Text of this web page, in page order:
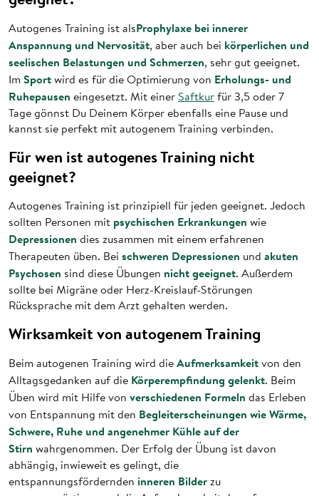
Autogenes Training ist alsProphylaxe bei innerer
Anspannung und Nervosität, aber auch bei körperlichen und
seelischen Belastungen und Schmerzen, sehr gut geeignet.
Im Sportwird es für die Optimierung von Erholungs- und
Ruhepausen eingesetzt. Mit einer Saftkurfür 3,5 oder 7
Tage gönnst Du Deinem Körper ebenfalls eine Pause und
kannst sie perfekt mit autogenem Training verbinden.
Für wen ist autogenes Training nicht
geeignet?
Autogenes Training ist prinzipiell für jeden geeignet. Jedoch
sollten Personen mit psychischen Erkrankungen wie
Depressionen dies zusammen mit einem erfahrenen
Therapeuten üben. Bei schweren Depressionen und akuten
Psychosen sind diese Übungen nicht geeignet. Außerdem
sollte bei Migräne oder Herz-Kreislauf-Störungen
Rücksprache mit dem Arzt gehalten werden.
Wirksamkeit von autogenem Training
Beim autogenen Training wird dieAufmerksamkeitvon den
Alltagsgedanken auf die Körperempfindung gelenkt. Beim
Üben wird mit Hilfe von verschiedenen Formeln das Erleben
von Entspannung mit den Begleiterscheinungen wie Wärme,
Schwere, Ruhe und angenehmer Kühle auf der
Stirn wahrgenommen. Der Erfolg der Übung ist davon
abhängig, inwieweit es gelingt, die
entspannungsfördernden inneren Bilderzu